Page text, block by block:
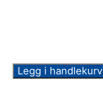
Legg i handlekurv